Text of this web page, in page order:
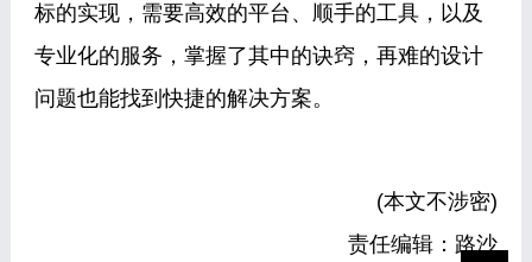
标的实现，需要高效的平台、顺手的工具，以及
专业化的服务，掌握了其中的诀窍，再难的设计
问题也能找到快捷的解决方案。
(本文不涉密)
责任编辑：路沙